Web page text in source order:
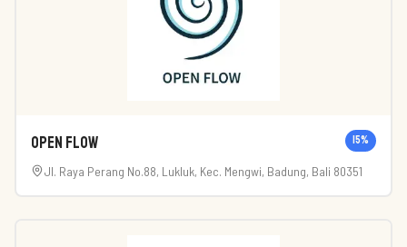
Open Flow 15%
Jl. Raya Perang No.88, Lukluk, Kec. Mengwi, Badung, Bali 80351